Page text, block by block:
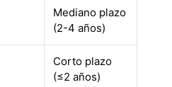
Mediano plazo
(2-4 años)
Corto plazo
(≤2 años)